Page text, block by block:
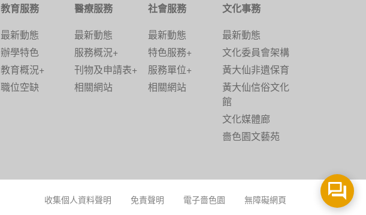
教育服務
最新動態
辦學特色
教育概況+
職位空缺
醫療服務
最新動態
服務概況+
刊物及申請表+
相關網站
社會服務
最新動態
特色服務+
服務單位+
相關網站
文化事務
最新動態
文化委員會架構
黃大仙非遺保育
黃大仙信俗文化
館
文化媒體廊
嗇色園文藝苑
收集個人資料聲明 免責聲明 電子嗇色園 無障礙網頁